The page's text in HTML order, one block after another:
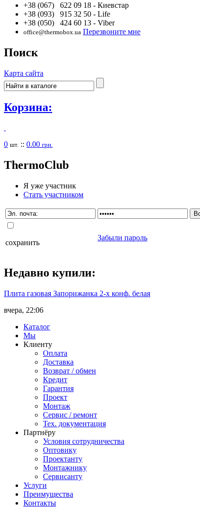
+38 (067) 622 09 18 - Киевстар
+38 (093) 915 32 50 - Life
+38 (050) 424 60 13 - Viber
office@thermobox.ua Перезвоните мне
Поиск
Карта сайта
Корзина:
0 шт. :: 0.00 грн.
ThermoClub
Я уже участник
Стать участником
сохранить
Забыли пароль
Недавно купили:
Плита газовая Запорижанка 2-х конф. белая
вчера, 22:06
Каталог
Мы
Клиенту
Оплата
Доставка
Возврат / обмен
Кредит
Гарантия
Проект
Монтаж
Сервис / ремонт
Тех. документация
Партнёру
Условия сотрудничества
Оптовику
Проектанту
Монтажнику
Сервисанту
Услуги
Преимущества
Контакты